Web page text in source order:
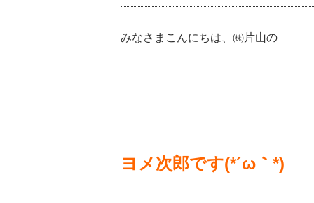
みなさまこんにちは、㈱片山の
ヨメ次郎です(*´ω｀*)